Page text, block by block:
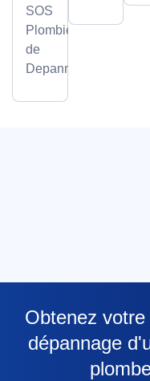
SOS
Plombier
de
Depanneo
Obtenez
dépannage